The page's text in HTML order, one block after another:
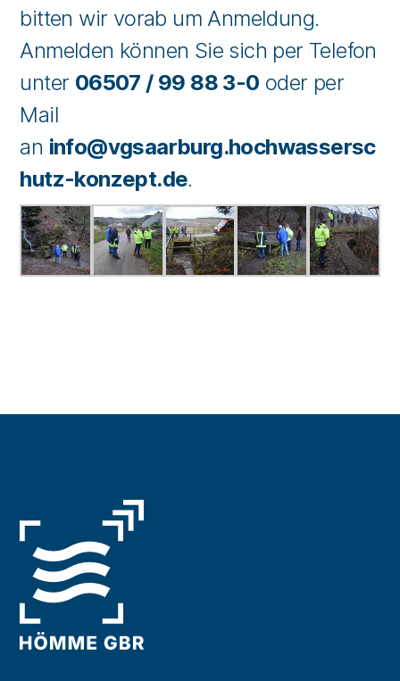
bitten wir vorab um Anmeldung.
Anmelden können Sie sich per Telefon
unter 06507 / 99 88 3-0 oder per
Mail
an info@vgsaarburg.hochwassersc
hutz-konzept.de.